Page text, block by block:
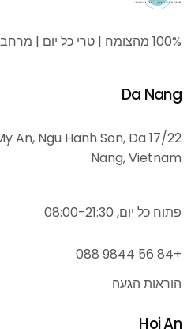
100% מהצומח | טרי כל יום | מרחב יפה
Da Nang
My An, Ngu Hanh Son, Da
Nang, Vietnam
פתוח כל יום, 08:00-21:30
+84 56 9844 088
הוראות הגעה
Hoi An